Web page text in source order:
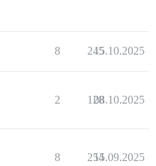
8 245
15.10.2025
2 128
08.10.2025
8 254
15.09.2025